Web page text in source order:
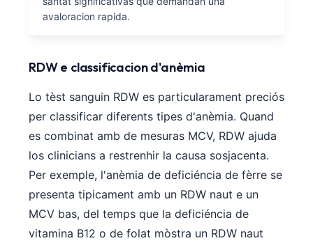
avaloracion rapida.
RDW e classificacion d'anèmia
Lo tèst sanguin RDW es particularament preciós
per classificar diferents tipes d'anèmia. Quand
es combinat amb de mesuras MCV, RDW ajuda
los clinicians a restrenhir la causa sosjacenta.
Per exemple, l'anèmia de deficiéncia de fèrre se
presenta tipicament amb un RDW naut e un
MCV bas, del temps que la deficiéncia de
vitamina B12 o de folat mòstra un RDW naut
ئۇيغۇرچە
Кыргызча
Татар теле
Беларуская мова
Esperanto
Ślōnskŏ gŏdka